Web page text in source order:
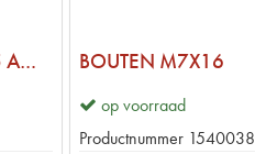
STEEKZEKERING 25 AMP MINI BOUTEN M7X16
op voorraad
Productnummer 1540038